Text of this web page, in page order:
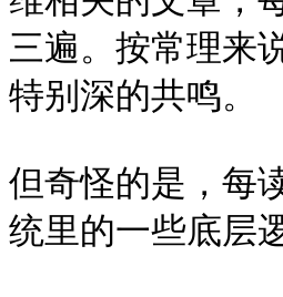
三遍。按常理来
特别深的共鸣。
但奇怪的是，每
统里的一些底层